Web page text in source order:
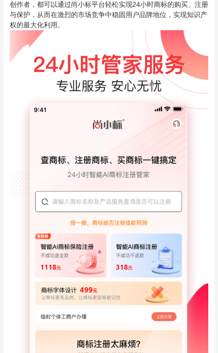
创作者，都可以通过尚小标平台轻松实现24小时商标的购买、注册
与保护，从而在激烈的市场竞争中稳固用户品牌地位，实现知识产
权的最大化利用。